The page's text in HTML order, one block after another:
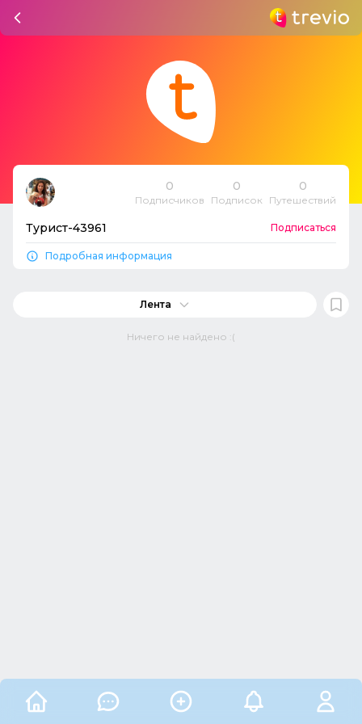
0
Подписчиков
0
Подписок
0
Путешествий
Турист-43961 Подписаться
Подробная информация
Лента
Ничего не найдено :(